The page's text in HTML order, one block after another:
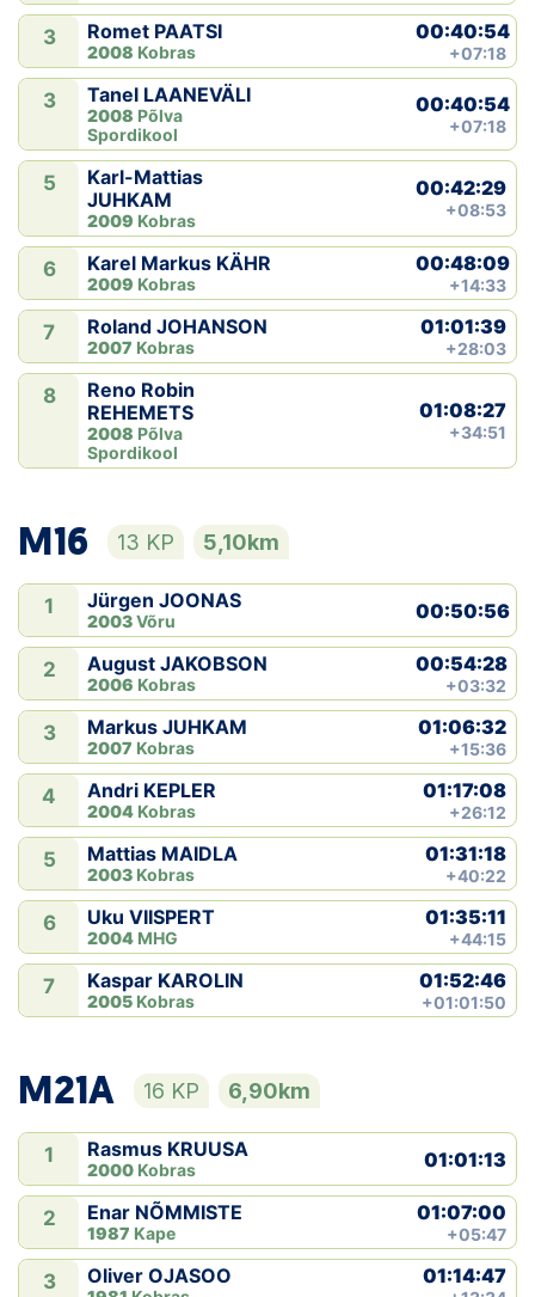
3 Romet PAATSI
2008 Kobras
00:40:54
+07:18
3 Tanel LAANEVÄLI
2008 Põlva
Spordikool
00:40:54
+07:18
5
Karl-Mattias
JUHKAM
2009 Kobras
00:42:29
+08:53
6 Karel Markus KÄHR
2009 Kobras
00:48:09
+14:33
7 Roland JOHANSON
2007 Kobras
01:01:39
+28:03
8
Reno Robin
REHEMETS
2008 Põlva
Spordikool
01:08:27
+34:51
M16 13 KP 5,10km
1 Jürgen JOONAS
2003Võru 00:50:56
2 August JAKOBSON
2006 Kobras
00:54:28
+03:32
3 Markus JUHKAM
2007 Kobras
01:06:32
+15:36
4 Andri KEPLER
2004 Kobras
01:17:08
+26:12
5 Mattias MAIDLA
2003 Kobras
01:31:18
+40:22
6 Uku VIISPERT
2004 MHG
01:35:11
+44:15
7 Kaspar KAROLIN
2005 Kobras
01:52:46
+01:01:50
M21A 16 KP 6,90km
1 Rasmus KRUUSA
2000 Kobras 01:01:13
2 Enar NÕMMISTE
1987 Kape
01:07:00
+05:47
3 Oliver OJASOO 01:14:47